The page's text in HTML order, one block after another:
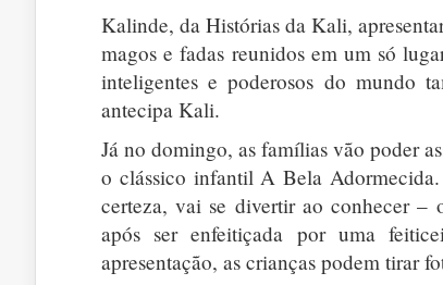
Kalinde, da Histórias da Kali,
magos e fadas reunidos em um só
inteligentes e poderosos do mundo
antecipa Kali.
Já no domingo, as famílias vão poder
o clássico infantil A Bela
certeza, vai se divertir ao conhecer –
após ser enfeitiçada por uma
apresentação, as crianças podem tirar